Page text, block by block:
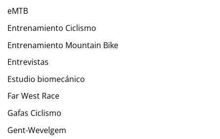
eMTB
Entrenamiento Ciclismo
Entrenamiento Mountain Bike
Entrevistas
Estudio biomecánico
Far West Race
Gafas Ciclismo
Gent-Wevelgem